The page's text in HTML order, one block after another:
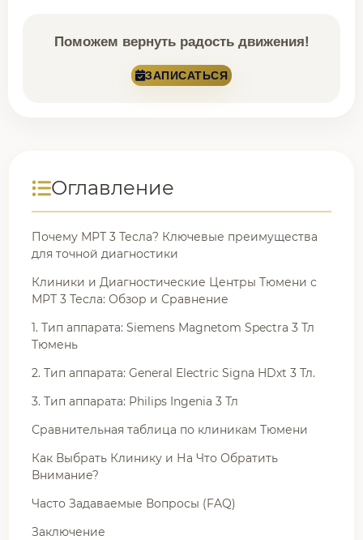
Поможем вернуть радость движения!
ЗАПИСАТЬСЯ
Оглавление
Почему МРТ 3 Тесла? Ключевые преимущества
для точной диагностики
Клиники и Диагностические Центры Тюмени с
МРТ 3 Тесла: Обзор и Сравнение
1. Тип аппарата: Siemens Magnetom Spectra 3 Тл
Тюмень
2. Тип аппарата: General Electric Signa HDxt 3 Тл.
3. Тип аппарата: Philips Ingenia 3 Тл
Сравнительная таблица по клиникам Тюмени
Как Выбрать Клинику и На Что Обратить
Внимание?
Часто Задаваемые Вопросы (FAQ)
Заключение